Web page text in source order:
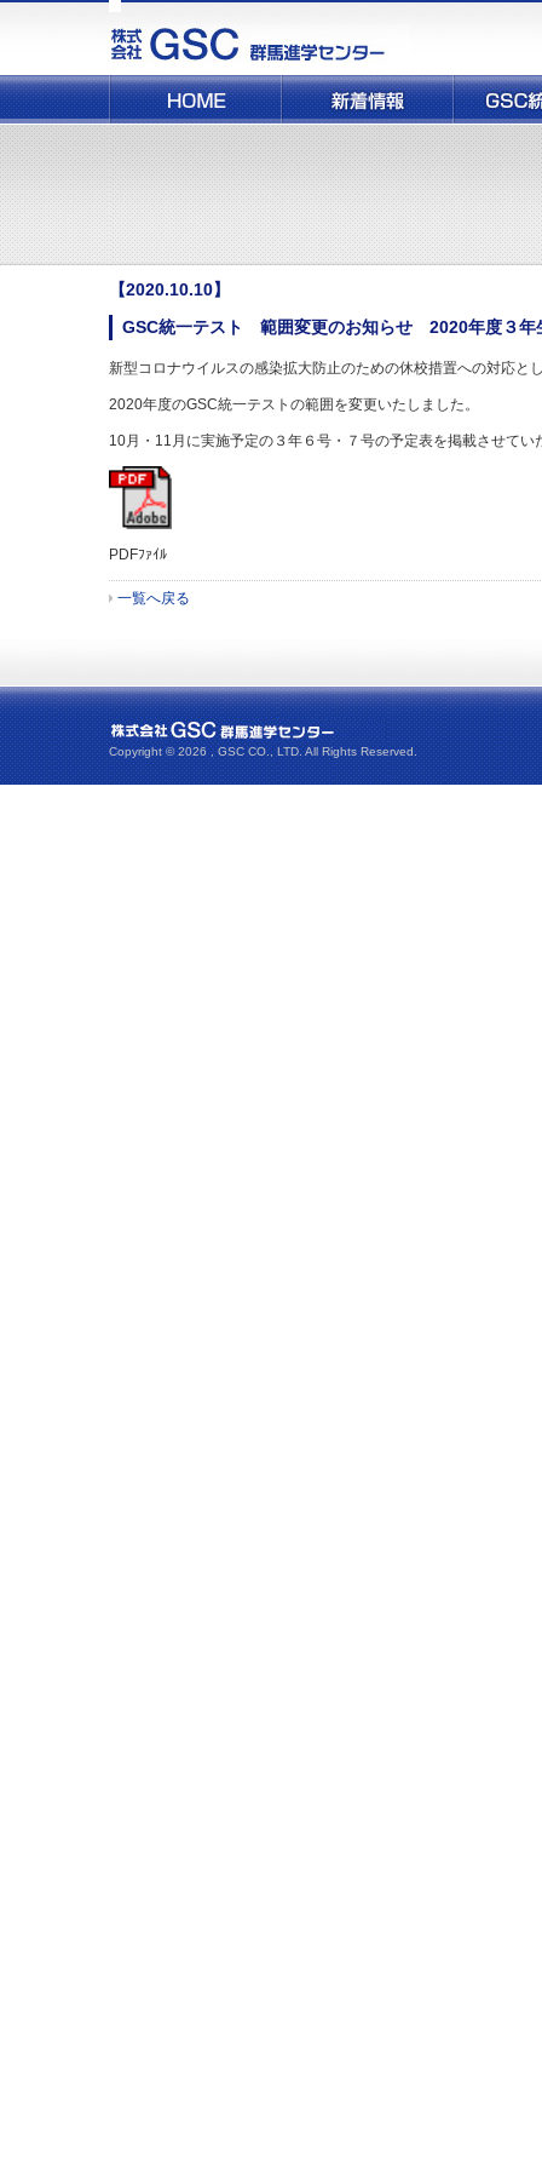
株
式
会
社
GSC(群
馬
進
学
セ
ン
タ
【2020.10.10】
GSC統一テスト 範囲変更のお知らせ 2020年度３年
新型コロナウイルスの感染拡大防止のための休校措置への対応と
2020年度のGSC統一テストの範囲を変更いたしました。
10月・11月に実施予定の３年６号・７号の予定表を掲載させてい
PDFﾌｧｲﾙ
一覧へ戻る
Copyright ©2026 , GSC CO., LTD. All Rights Reserved.